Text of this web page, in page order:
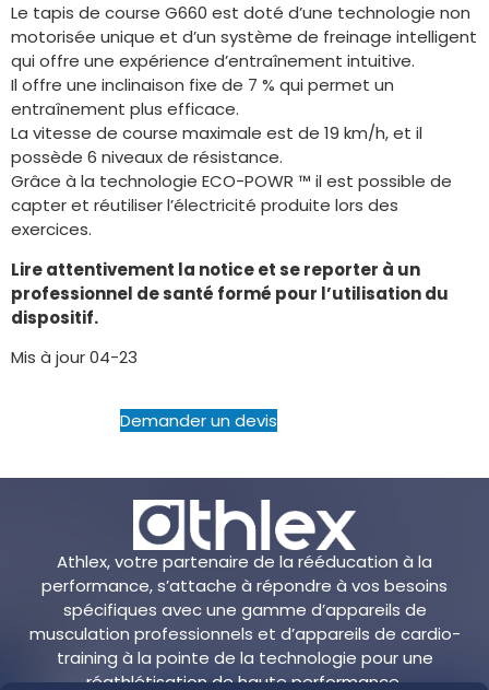
Le tapis de course G660 est doté d’une technologie non
motorisée unique et d’un système de freinage intelligent
qui offre une expérience d’entraînement intuitive.
Il offre une inclinaison fixe de 7 % qui permet un
entraînement plus efficace.
La vitesse de course maximale est de 19 km/h, et il
possède 6 niveaux de résistance.
Grâce à la technologie ECO-POWR ™ il est possible de
capter et réutiliser l’électricité produite lors des
exercices.
Lire attentivement la notice et se reporter à un
professionnel de santé formé pour l’utilisation du
dispositif.
Mis à jour 04-23
Demander un devis
Athlex, votre partenaire de la rééducation à la
performance, s’attache à répondre à vos besoins
spécifiques avec une gamme d’appareils de
musculation professionnels et d’appareils de cardio-
training à la pointe de la technologie pour une
réathlétisation de haute performance.